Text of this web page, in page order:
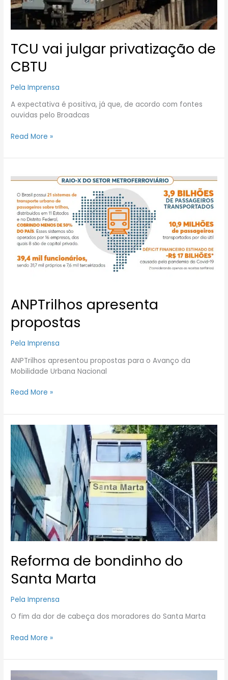
TCU vai julgar privatização de
CBTU
Pela Imprensa
A expectativa é positiva, já que, de acordo com fontes
ouvidas pelo Broadcas
Read More »
ANPTrilhos apresenta
propostas
Pela Imprensa
ANPTrilhos apresentou propostas para o Avanço da
Mobilidade Urbana Nacional
ANPTrilhos
apresenta
propostas
Read More »
Reforma de bondinho do
Santa Marta
Pela Imprensa
O fim da dor de cabeça dos moradores do Santa Marta
Reforma
de
bondinho
do
Santa
Marta
Read More »